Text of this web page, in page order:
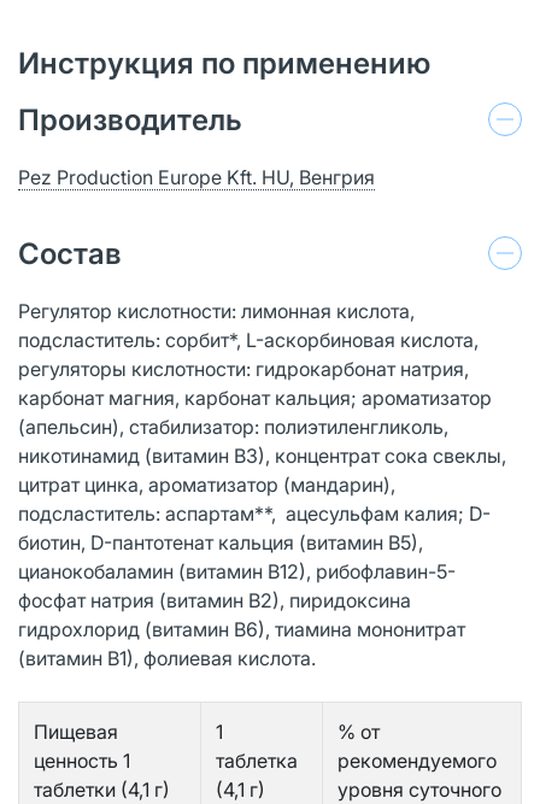
Инструкция по применению
Производитель
Pez Production Europe Kft. HU, Венгрия
Состав
Регулятор кислотности: лимонная кислота,
подсластитель: сорбит*, L-аскорбиновая кислота,
регуляторы кислотности: гидрокарбонат натрия,
карбонат магния, карбонат кальция; ароматизатор
(апельсин), стабилизатор: полиэтиленгликоль,
никотинамид (витамин В3), концентрат сока свеклы,
цитрат цинка, ароматизатор (мандарин),
подсластитель: аспартам**, ацесульфам калия; D-
биотин, D-пантотенат кальция (витамин В5),
цианокобаламин (витамин В12), рибофлавин-5-
фосфат натрия (витамин В2), пиридоксина
гидрохлорид (витамин В6), тиамина мононитрат
(витамин В1), фолиевая кислота.
Пищевая
ценность 1
таблетки (4,1 г)
1
таблетка
(4,1 г)
% от
рекомендуемого
уровня суточного